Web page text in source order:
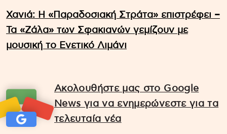
Χανιά: Η «Παραδοσιακή Στράτα» επιστρέφει –
Τα «Ζάλα» των Σφακιανών γεμίζουν με
μουσική το Ενετικό Λιμάνι
Ακολουθήστε μας στο Google
News για να ενημερώνεστε για τα
τελευταία νέα